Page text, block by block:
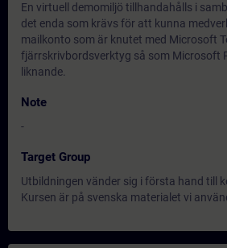
En virtuell demomiljö tillhandahålls i
det enda som krävs för att kunna
mailkonto som är knutet med Microsoft
fjärrskrivbordsverktyg så som Microsoft
liknande.
Note
-
Target Group
Utbildningen vänder sig i första hand till
Kursen är på svenska materialet vi